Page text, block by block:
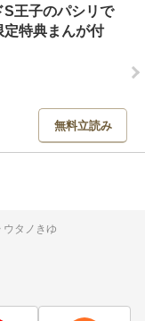
S王子のパシリで
定特典まんが付
無料立読み
ウタノきゆ